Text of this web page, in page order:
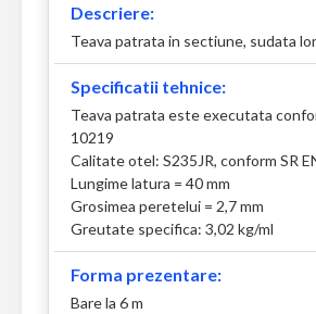
Descriere:
Teava patrata in sectiune, sudata
Specificatii tehnice:
Teava patrata este executata
10219
Calitate otel: S235JR, conform SR
Lungime latura = 40 mm
Grosimea peretelui = 2,7 mm
Greutate specifica: 3,02 kg/ml
Forma prezentare:
Bare la 6 m